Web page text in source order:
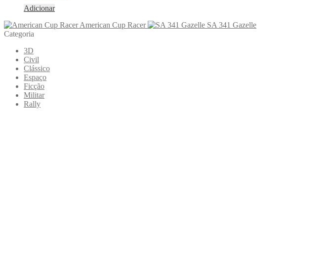
Adicionar
American Cup Racer
SA 341 Gazelle
Categoria
3D
Civil
Clássico
Espaço
Ficção
Militar
Rally